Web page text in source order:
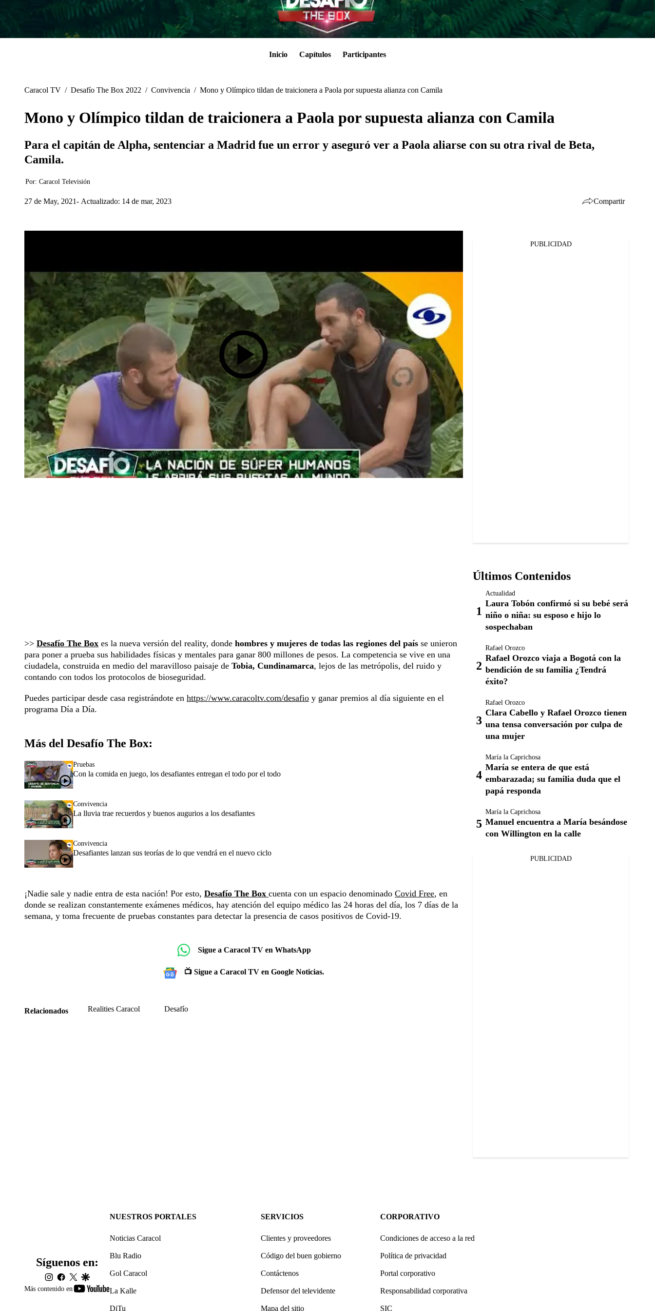
Inicio Capítulos Participantes
Caracol TV / Desafío The Box 2022 / Convivencia / Mono y Olímpico tildan de traicionera a Paola por supuesta alianza con Camila
Mono y Olímpico tildan de traicionera a Paola por supuesta alianza con Camila
Para el capitán de Alpha, sentenciar a Madrid fue un error y aseguró ver a Paola aliarse con su otra rival de Beta,
Camila.
Por: Caracol Televisión
27 de May, 2021 Actualizado: 14 de mar, 2023 Compartir
Whatsapp
>> Desafío The Box es la nueva versión del reality, donde hombres y mujeres de todas las regiones del país se unieron
para poner a prueba sus habilidades físicas y mentales para ganar 800 millones de pesos. La competencia se vive en una
ciudadela, construida en medio del maravilloso paisaje de Tobia, Cundinamarca, lejos de las metrópolis, del ruido y
contando con todos los protocolos de bioseguridad.
Puedes participar desde casa registrándote en https://www.caracoltv.com/desafio y ganar premios al día siguiente en el
programa Día a Día.
Más del Desafío The Box:
Pruebas
Con la comida en juego, los desafiantes entregan el todo por el todo
Convivencia
La lluvia trae recuerdos y buenos augurios a los desafiantes
Convivencia
Desafiantes lanzan sus teorías de lo que vendrá en el nuevo ciclo
¡Nadie sale y nadie entra de esta nación! Por esto, Desafío The Box cuenta con un espacio denominado Covid Free, en
donde se realizan constantemente exámenes médicos, hay atención del equipo médico las 24 horas del día, los 7 días de la
semana, y toma frecuente de pruebas constantes para detectar la presencia de casos positivos de Covid-19.
Sigue a Caracol TV en WhatsApp
📺 Sigue a Caracol TV en Google Noticias.
Relacionados Realities Caracol Desafío
PUBLICIDAD
Últimos Contenidos
Actualidad
Laura Tobón confirmó si su bebé será
niño o niña: su esposo e hijo lo
sospechaban
Rafael Orozco
Rafael Orozco viaja a Bogotá con la
bendición de su familia ¿Tendrá
éxito?
Rafael Orozco
Clara Cabello y Rafael Orozco tienen
una tensa conversación por culpa de
una mujer
María la Caprichosa
María se entera de que está
embarazada; su familia duda que el
papá responda
María la Caprichosa
Manuel encuentra a María besándose
con Willington en la calle
PUBLICIDAD
Más contenido en
youtube-
Síguenos en:
instagram
facebook
twittergoogle
NUESTROS PORTALES
Noticias Caracol
Blu Radio
Gol Caracol
La Kalle
DiTu
SERVICIOS
Clientes y proveedores
Código del buen gobierno
Contáctenos
Defensor del televidente
Mapa del sitio
CORPORATIVO
Condiciones de acceso a la red
Política de privacidad
Portal corporativo
Responsabilidad corporativa
SIC